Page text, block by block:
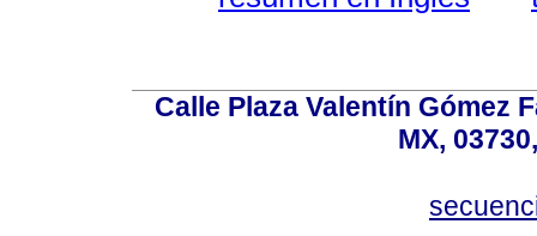
Calle Plaza Valentín Gómez
MX,